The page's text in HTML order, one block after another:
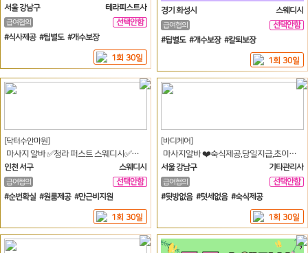
서울 강남구
테라피스트사
급여협의
선택안함
일
#식사제공 #팁별도 #개수보장
1회 30일
경기 화성시
스웨디시
급여협의
선택안함
일
#팁별도 #개수보장 #칼퇴보장
1회 30일
[닥터수안마원]
마사지 알바 ✅청라 퍼스트 스웨디시✅파트타임 풀타임 구인 출퇴프리
인천 서구
스웨디시
급여협의
선택안함
#순번확실 #원룸제공 #만근비지원
1회 30일
[바디케어]
마사지알바 ❤️숙식제공,당일지급,초이스없음,목돈가능❤️
서울 강남구
기타관리사
급여협의
선택안함
#뒷방없음 #텃세없음 #숙식제공
1회 30일